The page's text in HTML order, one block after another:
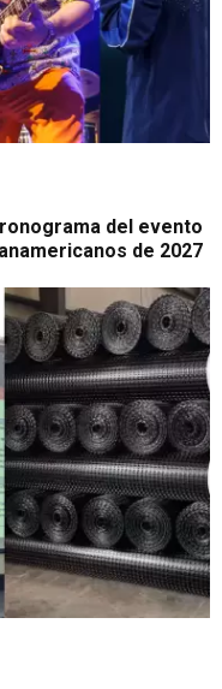
del evento
de 2027